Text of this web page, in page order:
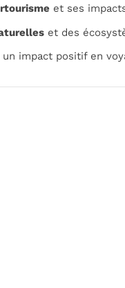
et ses
et des
impact positif en